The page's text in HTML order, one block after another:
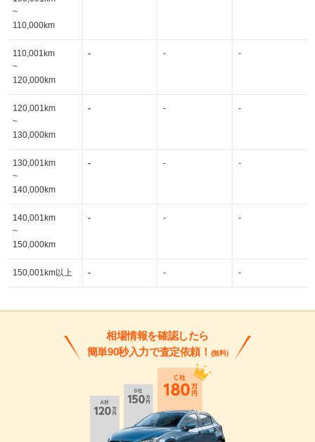
~
110,000km
110,001km
~
120,000km
- - -
120,001km
~
130,000km
- - -
130,001km
~
140,000km
- - -
140,001km
~
150,000km
- - -
150,001km以上 - - -
相場情報を確認したら
簡単90秒入力で査定依頼！ (無料)